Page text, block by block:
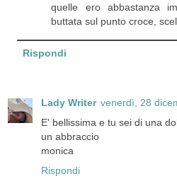
quelle ero abbastanza
buttata sul punto croce,
Rispondi
Lady Writer venerdì, 28
E' bellissima e tu sei di una
un abbraccio
monica
Rispondi